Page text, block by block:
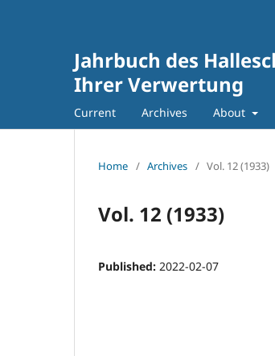
Jahrbuch des
Ihrer Verwertung
Current Archives About
Home / Archives / Vol. 12 (1933)
Vol. 12 (1933)
Published: 2022-02-07